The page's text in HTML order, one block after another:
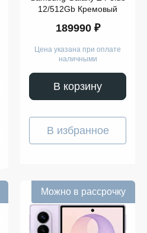
12/512Gb Кремовый
189990 ₽
Цена указана при оплате
наличными
В корзину
В избранное
Можно в рассрочку